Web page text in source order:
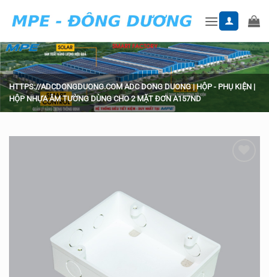
HTTPS://ADCDONGDUONG.COM ADC DONG DUONG|HỘP - PHỤ KIỆN |
HỘP NHỰA ÂM TƯỜNG DÙNG CHO 2 MẶT ĐƠN A157ND